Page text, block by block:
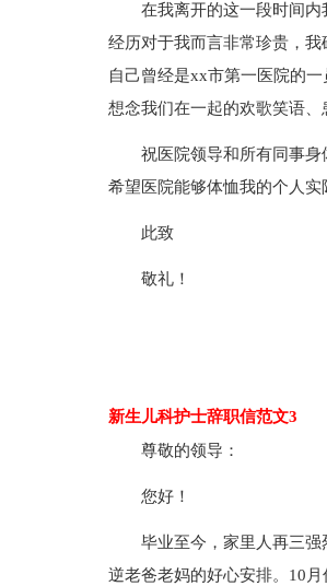
在我离开的这一段时间
经历对于我而言非常珍贵，
自己曾经是xx市第一医院的
想念我们在一起的欢歌笑语、
祝医院领导和所有同事
希望医院能够体恤我的个人实
此致
敬礼！
新生儿科护士辞职信范文3
尊敬的领导：
您好！
毕业至今，家里人再三
逆老爸老妈的好心安排。10